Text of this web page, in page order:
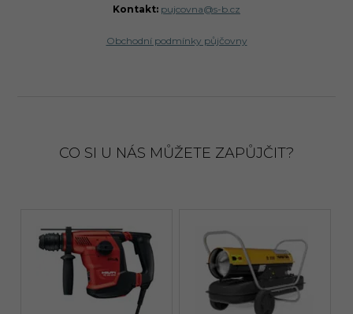
Kontakt: pujcovna@s-b.cz
Obchodní podmínky půjčovny
CO SI U NÁS MŮŽETE ZAPŮJČIT?